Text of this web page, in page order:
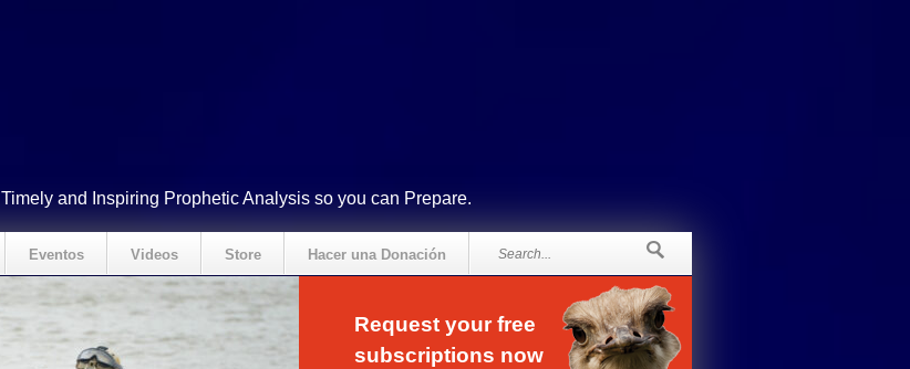
Timely and Inspiring Prophetic Analysis so you can Prepare.
Eventos Videos Store Hacer una Donación
Request your free
subscriptions now